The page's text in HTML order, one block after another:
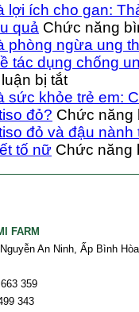
lợi ích cho gan:
quả Chức năng
phòng ngừa ung
tác dụng chống
bị tắtở
Atiso
đỏ
và
phòng
mới
sức khỏe trẻ em:
đỏ? Chức năng
đỏ và đậu nành
tố nữ Chức năng
FARM
An Ninh, Ấp Bình
359
343